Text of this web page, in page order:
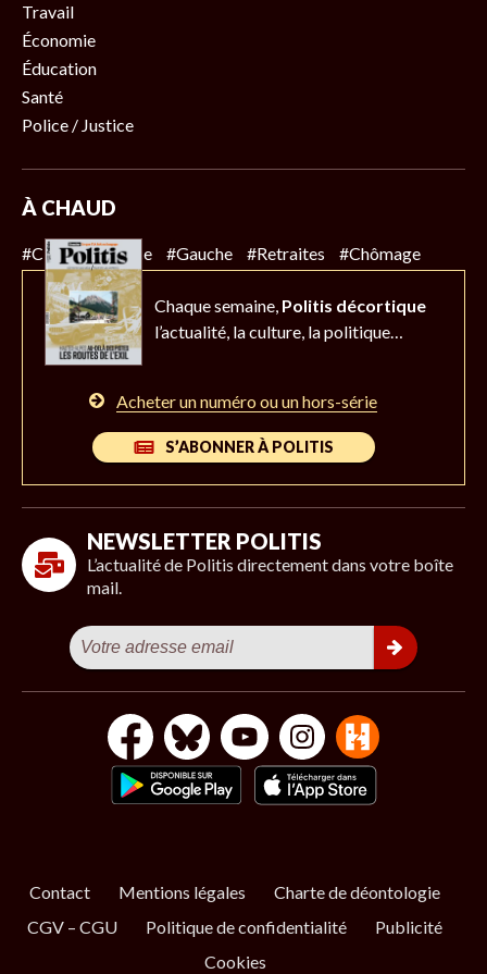
Travail
Économie
Éducation
Santé
Police / Justice
À CHAUD
#Climat #Police #Gauche #Retraites #Chômage
Chaque semaine, Politis décortique
l’actualité, la culture, la politique…
Acheter un numéro ou un hors-série
S’ABONNER À POLITIS
NEWSLETTER POLITIS
L’actualité de Politis directement dans votre boîte
mail.
Contact Mentions légales
Charte de déontologie
CGV – CGU
Politique de confidentialité
Publicité
Cookies